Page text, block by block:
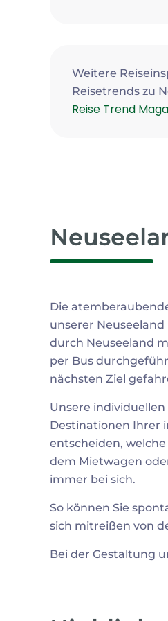
Weitere
Reisetrends zu
Reise Trend
Die
unserer
durch Neuseeland
per Bus
nächsten Ziel
Unsere
Destinationen Ihrer
entscheiden,
dem Mietwagen
immer bei sich.
So können Sie
sich mitreißen von
Bei der Gestaltung